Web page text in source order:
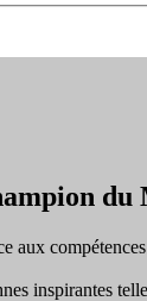
inspirantes